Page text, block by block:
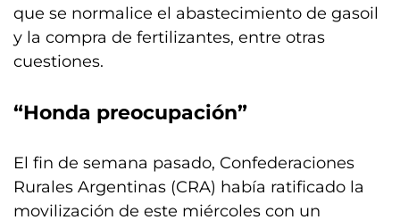
que se normalice el abastecimiento de gasoil
y la compra de fertilizantes, entre otras
cuestiones.
“Honda preocupación”
El fin de semana pasado, Confederaciones
Rurales Argentinas (CRA) había ratificado la
movilización de este miércoles con un